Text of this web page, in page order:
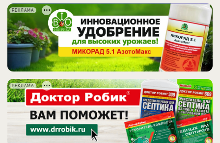
РЕКЛАМА
РЕКЛАМА